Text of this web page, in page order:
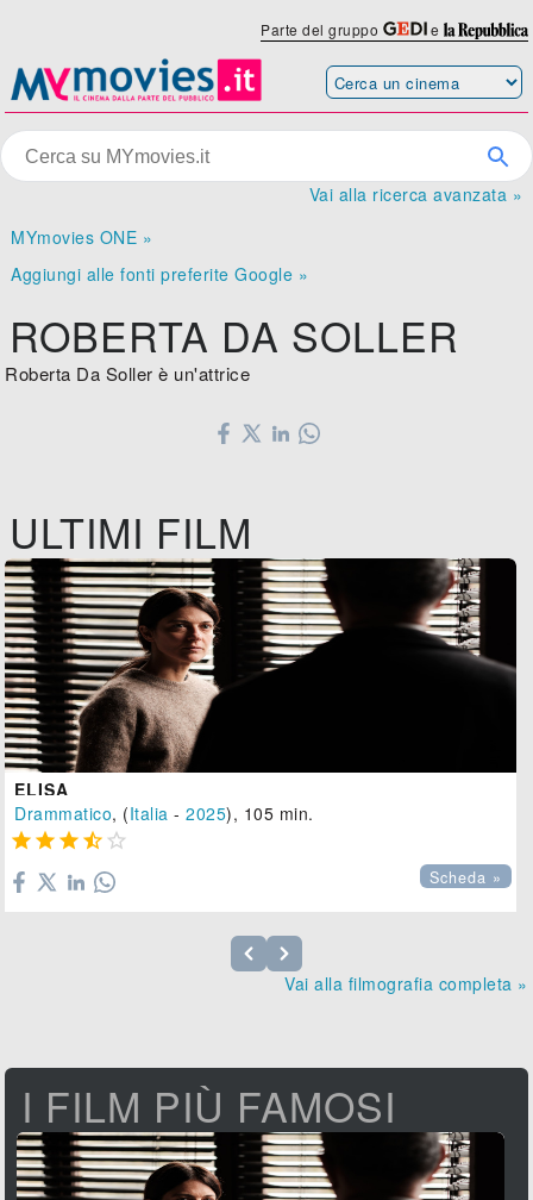
Parte del gruppo e
Vai alla ricerca avanzata »
MYmovies ONE »
Aggiungi alle fonti preferite Google »
ROBERTA DA SOLLER
Roberta Da Soller è un'attrice
ULTIMI FILM
ELISA
Drammatico, (Italia -2025), 105 min.
    
Scheda »
Vai alla filmografia completa »
I FILM PIÙ FAMOSI